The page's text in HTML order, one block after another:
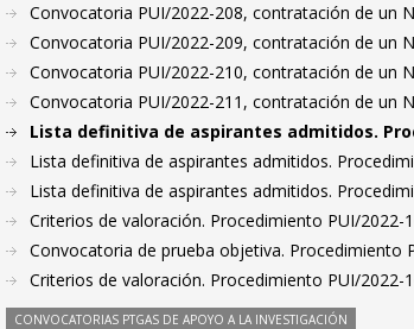
Convocatoria PUI/2022-208, contratación de un
Convocatoria PUI/2022-209, contratación de un
Convocatoria PUI/2022-210, contratación de un
Convocatoria PUI/2022-211, contratación de un
Lista definitiva de aspirantes admitidos.
Lista definitiva de aspirantes admitidos.
Lista definitiva de aspirantes admitidos.
Criterios de valoración. Procedimiento PUI/2022-
Convocatoria de prueba objetiva. Procedimiento
Criterios de valoración. Procedimiento PUI/2022-
CONVOCATORIAS PTGAS DE APOYO A LA INVESTIGACIÓN